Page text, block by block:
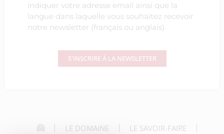
indiquer votre adresse email ainsi que la
langue dans laquelle vous souhaitez recevoir
notre newsletter (français ou anglais).
S'INSCRIRE À LA NEWSLETTER
LE DOMAINE LE SAVOIR-FAIRE